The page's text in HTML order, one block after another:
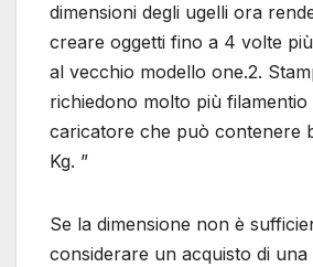
dimensioni degli ugelli ora
creare oggetti fino a 4 volte
al vecchio modello one.2.
richiedono molto più
caricatore che può contenere
Kg. ”
Se la dimensione non è
considerare un acquisto di una